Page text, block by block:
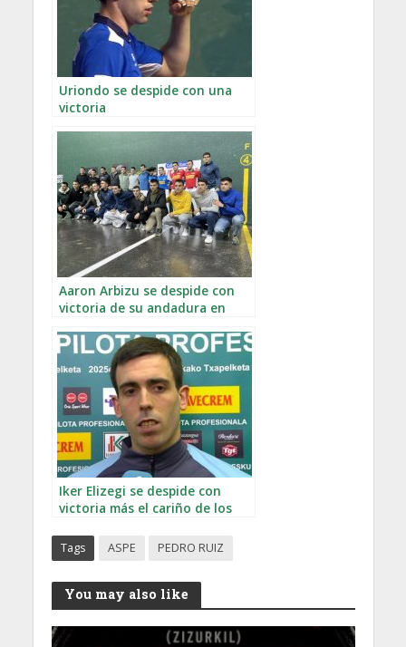
Uriondo se despide con una
victoria
Aaron Arbizu se despide con
victoria de su andadura en
Iker Elizegi se despide con
victoria más el cariño de los
Tags ASPE PEDRO RUIZ
You may also like